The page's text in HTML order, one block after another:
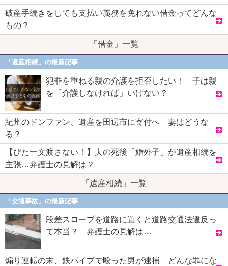
破産手続きをしても支払い義務を免れない借金ってどんな
もの？
「借金」一覧
「遺産相続」の最新記事
犯罪を重ねる親の介護を拒否したい！ 子は親
を「介護しなければ」いけない？
紀州のドンファン、遺産を田辺市に寄付へ 妻はどうな
る？
【びた一文渡さない！】夫の死後「婚外子」が遺産相続を
主張…弁護士の見解は？
「遺産相続」一覧
「交通事故」の最新記事
段差スロープを道路に置くと道路交通法違反っ
て本当？ 弁護士の見解は…
煽り運転の末、鉄パイプで殴った男が逮捕 どんな罪にな